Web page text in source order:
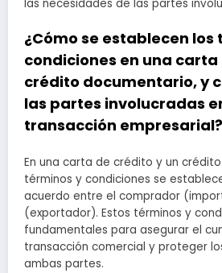
las necesidades de las partes
¿Cómo se establecen los
condiciones en una
crédito documentario, y
las partes involucradas
transacción empresarial?
En una carta de crédito y un
términos y condiciones se
acuerdo entre el comprador
(exportador). Estos términos y
fundamentales para asegurar el
transacción comercial y proteger
ambas partes.